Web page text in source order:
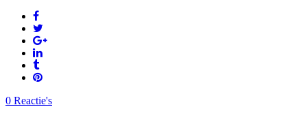
0 Reactie's